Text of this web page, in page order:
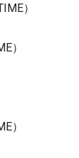
）
）
）